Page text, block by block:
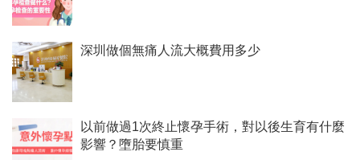
深圳做個無痛人流大概費用多少
以前做過1次終止懷孕手術，對以後生育有什麼
影響？墮胎要慎重